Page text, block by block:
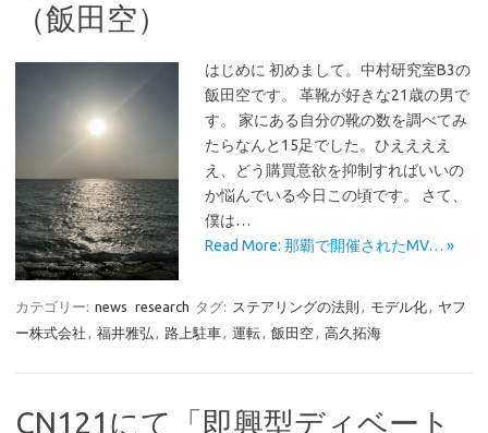
（飯田空）
はじめに 初めまして。中村研究室B3の
飯田空です。 革靴が好きな21歳の男で
す。 家にある自分の靴の数を調べてみ
たらなんと15足でした。ひええええ
え、どう購買意欲を抑制すればいいの
か悩んでいる今日この頃です。 さて、
僕は…
Read More: 那覇で開催されたMV… »
カテゴリー: news research タグ: ステアリングの法則 , モデル化, ヤフ
ー株式会社 , 福井雅弘 , 路上駐車, 運転, 飯田空, 高久拓海
CN121にて「即興型ディベート